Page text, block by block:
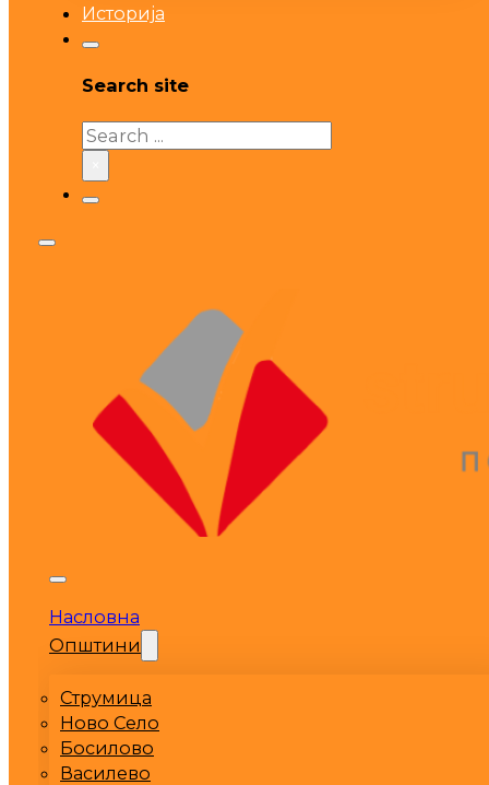
Историја
Search site
Search
Насловна
Општини
Струмица
Ново Село
Босилово
Василево